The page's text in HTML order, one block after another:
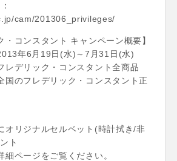
cam/201306_privileges/
・コンスタント キャンペーン概要】
年6月19日(水)～7月31日(水)
デリック・コンスタント全商品
のフレデリック・コンスタント正
オリジナルセルベット(時計拭き/非
ト
細ページをご覧ください。